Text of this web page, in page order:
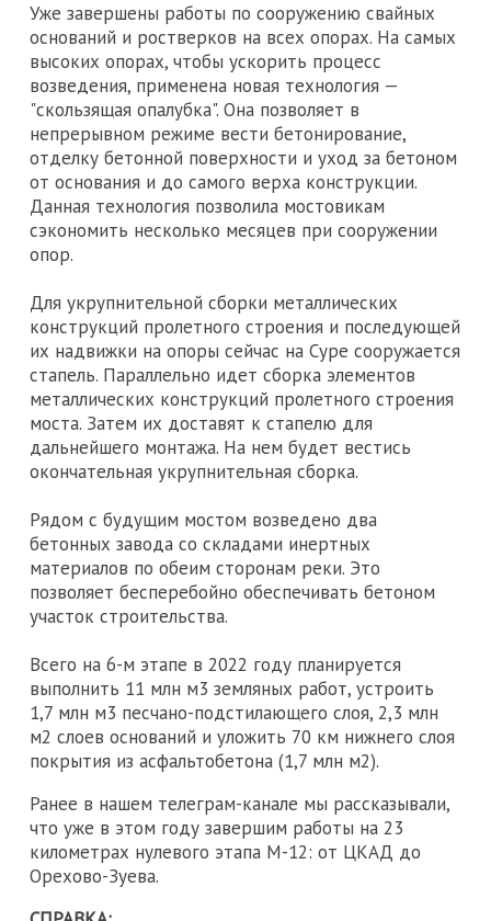
Уже завершены работы по сооружению свайных
оснований и ростверков на всех опорах. На самых
высоких опорах, чтобы ускорить процесс
возведения, применена новая технология —
"скользящая опалубка". Она позволяет в
непрерывном режиме вести бетонирование,
отделку бетонной поверхности и уход за бетоном
от основания и до самого верха конструкции.
Данная технология позволила мостовикам
сэкономить несколько месяцев при сооружении
опор.
Для укрупнительной сборки металлических
конструкций пролетного строения и последующей
их надвижки на опоры сейчас на Суре сооружается
стапель. Параллельно идет сборка элементов
металлических конструкций пролетного строения
моста. Затем их доставят к стапелю для
дальнейшего монтажа. На нем будет вестись
окончательная укрупнительная сборка.
Рядом с будущим мостом возведено два
бетонных завода со складами инертных
материалов по обеим сторонам реки. Это
позволяет бесперебойно обеспечивать бетоном
участок строительства.
Всего на 6-м этапе в 2022 году планируется
выполнить 11 млн м3 земляных работ, устроить
1,7 млн м3 песчано-подстилающего слоя, 2,3 млн
м2 слоев оснований и уложить 70 км нижнего слоя
покрытия из асфальтобетона (1,7 млн м2).
Ранее в нашем телеграм-канале мы рассказывали,
что уже в этом году завершим работы на 23
километрах нулевого этапа М-12: от ЦКАД до
Орехово-Зуева.